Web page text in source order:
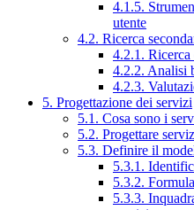
4.1.5.
utente
4.2. Ricerca
4.2.1. Ricerca
4.2.2. Analisi
4.2.3.
5. Progettazione dei servizi
5.1. Cosa sono i
5.2. Progettare
5.3. Definire il
5.3.1.
5.3.2.
5.3.3.